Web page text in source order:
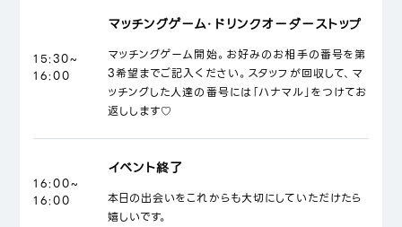
15:30~
16:00
マッチングゲーム・ドリンクオーダーストップ
マッチングゲーム開始。お好みのお相手の番号を第
3希望までご記入ください。スタッフが回収して、マ
ッチングした人達の番号には「ハナマル」をつけてお
返しします♡
16:00~
16:00
イベント終了
本日の出会いをこれからも大切にしていただけたら
嬉しいです。